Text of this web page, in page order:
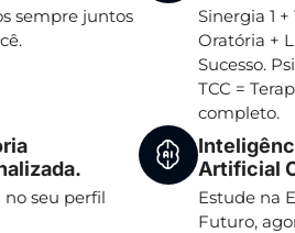
sempre juntos
Sinergia 1 +
Oratória +
Sucesso.
TCC =
completo.
no seu perfil
Artificial
Estude na
Futuro,